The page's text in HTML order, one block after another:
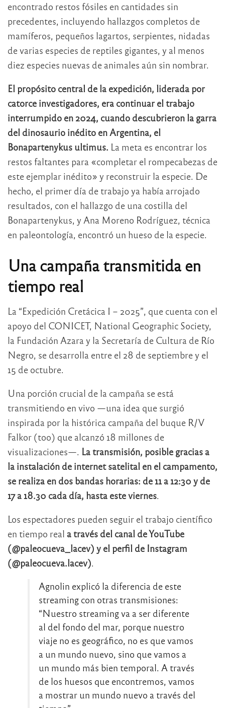
encontrado restos fósiles en cantidades sin
precedentes, incluyendo hallazgos completos de
mamíferos, pequeños lagartos, serpientes, nidadas
de varias especies de reptiles gigantes, y al menos
diez especies nuevas de animales aún sin nombrar.
El propósito central de la expedición, liderada por
catorce investigadores, era continuar el trabajo
interrumpido en 2024, cuando descubrieron la garra
del dinosaurio inédito en Argentina, el
Bonapartenykus ultimus. La meta es encontrar los
restos faltantes para «completar el rompecabezas de
este ejemplar inédito» y reconstruir la especie. De
hecho, el primer día de trabajo ya había arrojado
resultados, con el hallazgo de una costilla del
Bonapartenykus, y Ana Moreno Rodríguez, técnica
en paleontología, encontró un hueso de la especie.
Una campaña transmitida en
tiempo real
La “Expedición Cretácica I – 2025”, que cuenta con el
apoyo del CONICET, National Geographic Society,
la Fundación Azara y la Secretaría de Cultura de Río
Negro, se desarrolla entre el 28 de septiembre y el
15 de octubre.
Una porción crucial de la campaña se está
transmitiendo en vivo —una idea que surgió
inspirada por la histórica campaña del buque R/V
Falkor (too) que alcanzó 18 millones de
visualizaciones—. La transmisión, posible gracias a
la instalación de internet satelital en el campamento,
se realiza en dos bandas horarias: de 11 a 12:30 y de
17 a 18.30 cada día, hasta este viernes.
Los espectadores pueden seguir el trabajo científico
en tiempo real a través del canal de YouTube
(@paleocueva_lacev) y el perfil de Instagram
(@paleocueva.lacev).
Agnolin explicó la diferencia de este
streaming con otras transmisiones:
“Nuestro streaming va a ser diferente
al del fondo del mar, porque nuestro
viaje no es geográfico, no es que vamos
a un mundo nuevo, sino que vamos a
un mundo más bien temporal. A través
de los huesos que encontremos, vamos
a mostrar un mundo nuevo a través del